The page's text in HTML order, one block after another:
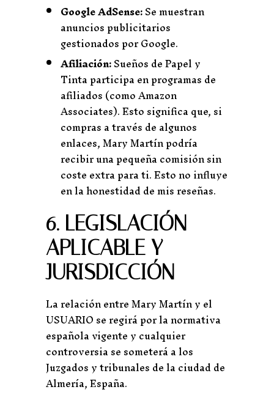
Google AdSense:Se muestran
anuncios publicitarios
gestionados por Google.
Afiliación:Sueños de Papel y
Tinta participa en programas de
afiliados (como Amazon
Associates). Esto significa que, si
compras a través de algunos
enlaces, Mary Martín podría
recibir una pequeña comisión sin
coste extra para ti. Esto no influye
en la honestidad de mis reseñas.
6. LEGISLACIÓN
APLICABLE Y
JURISDICCIÓN
La relación entre Mary Martín y el
USUARIO se regirá por la normativa
española vigente y cualquier
controversia se someterá a los
Juzgados y tribunales de la ciudad de
Almería, España.